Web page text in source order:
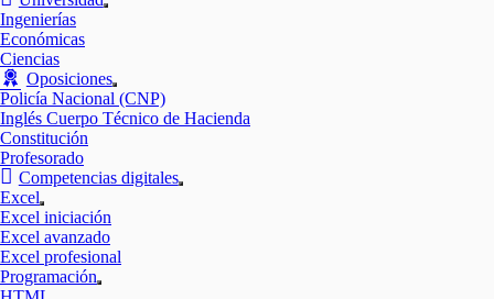
Mostrar
Ingenierías
Económicas
Ciencias
Oposiciones
Mostrar
el
submenú
Policía Nacional (CNP)
Inglés Cuerpo Técnico de Hacienda
Constitución
Profesorado
Competencias digitales
Mostrar
Excel
Mostrar
el
submenú
Excel iniciación
Excel avanzado
Excel profesional
Programación
Mostrar